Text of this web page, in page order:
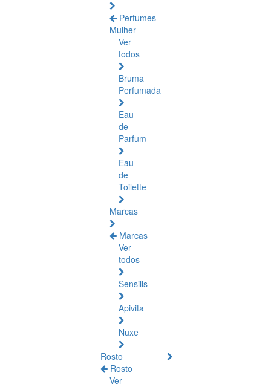
Perfumes
Mulher
Ver
todos
Bruma
Perfumada
Eau
de
Parfum
Eau
de
Toilette
Marcas
Marcas
Ver
todos
Sensilis
Apivita
Nuxe
Rosto
Rosto
Ver